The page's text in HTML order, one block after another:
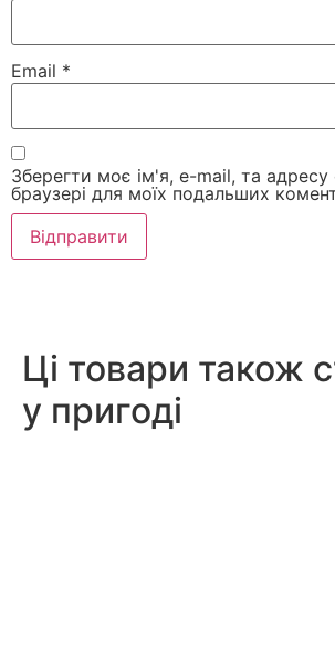
Email *
Зберегти моє ім'я, e-mail, та
браузері для моїх подальших
Ці товари також
у пригоді